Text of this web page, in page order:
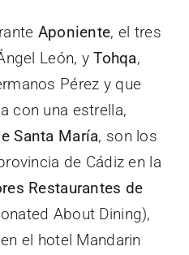
Aponiente, el tres
León, yTohqa,
Pérez y que
con una estrella,
Santa María, son los
de Cádiz en la
Restaurantes de
About Dining),
el hotel Mandarin